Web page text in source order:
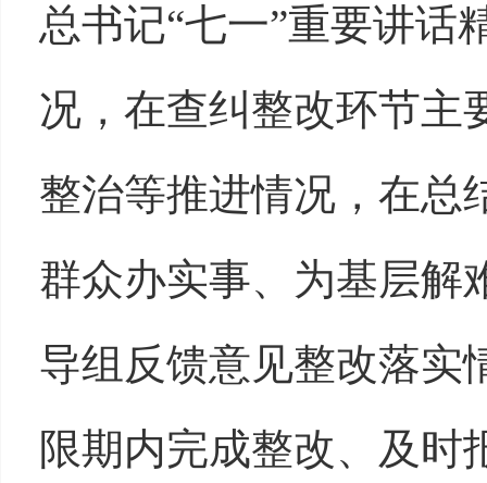
总书记“七一”重要讲话
况，在查纠整改环节主
整治等推进情况，在总
群众办实事、为基层解
导组反馈意见整改落实
限期内完成整改、及时